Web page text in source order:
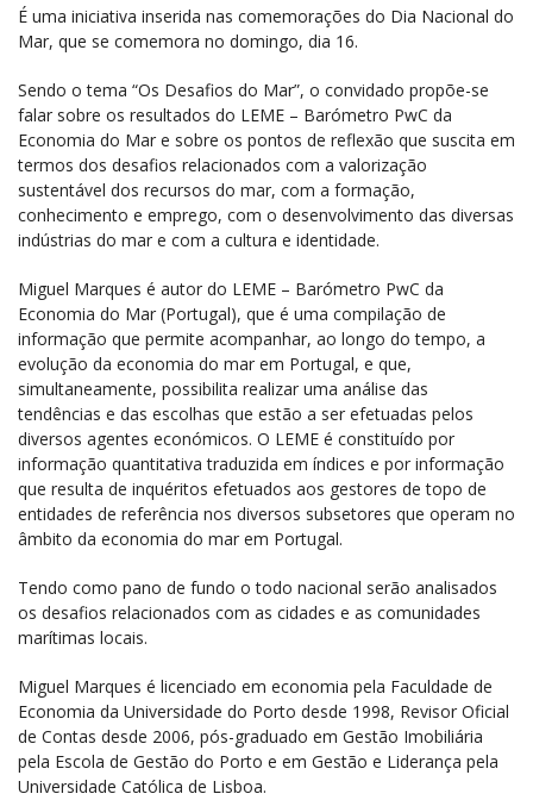
É uma iniciativa inserida nas comemorações do Dia Nacional do
Mar, que se comemora no domingo, dia 16.
Sendo o tema “Os Desafios do Mar”, o convidado propõe-se
falar sobre os resultados do LEME – Barómetro PwC da
Economia do Mar e sobre os pontos de reflexão que suscita em
termos dos desafios relacionados com a valorização
sustentável dos recursos do mar, com a formação,
conhecimento e emprego, com o desenvolvimento das diversas
indústrias do mar e com a cultura e identidade.
Miguel Marques é autor do LEME – Barómetro PwC da
Economia do Mar (Portugal), que é uma compilação de
informação que permite acompanhar, ao longo do tempo, a
evolução da economia do mar em Portugal, e que,
simultaneamente, possibilita realizar uma análise das
tendências e das escolhas que estão a ser efetuadas pelos
diversos agentes económicos. O LEME é constituído por
informação quantitativa traduzida em índices e por informação
que resulta de inquéritos efetuados aos gestores de topo de
entidades de referência nos diversos subsetores que operam no
âmbito da economia do mar em Portugal.
Tendo como pano de fundo o todo nacional serão analisados
os desafios relacionados com as cidades e as comunidades
marítimas locais.
Miguel Marques é licenciado em economia pela Faculdade de
Economia da Universidade do Porto desde 1998, Revisor Oficial
de Contas desde 2006, pós-graduado em Gestão Imobiliária
pela Escola de Gestão do Porto e em Gestão e Liderança pela
Universidade Católica de Lisboa.